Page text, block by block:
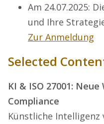
Am 24.07.2025:
und Ihre
Zur Anmeldung
Selected
KI & ISO 27001:
Compliance
Künstliche Intelligenz